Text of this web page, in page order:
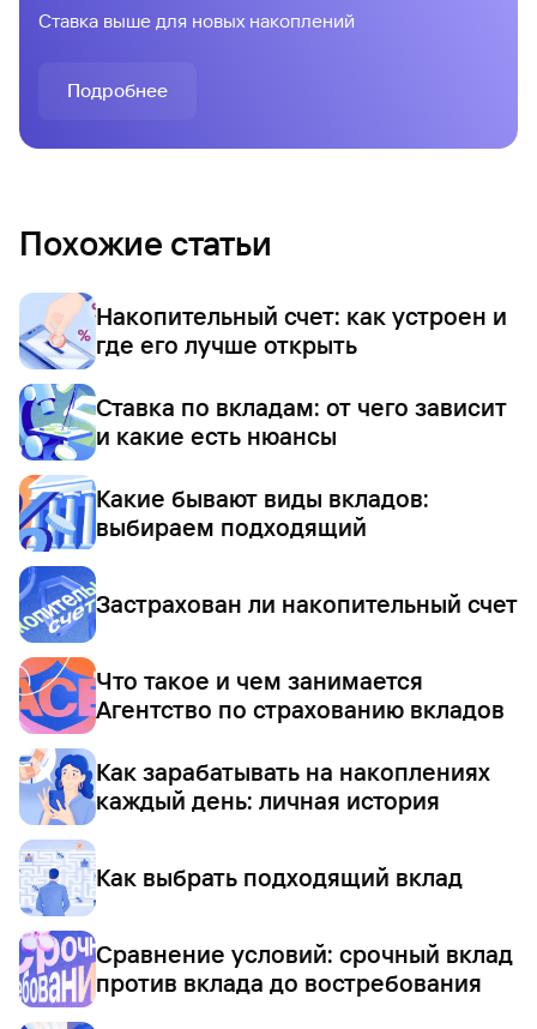
Ставка выше для новых накоплений
Подробнее
Похожие статьи
Накопительный счет: как устроен и
где его лучше открыть
Ставка по вкладам: от чего зависит
и какие есть нюансы
Какие бывают виды вкладов:
выбираем подходящий
Застрахован ли накопительный счет
Что такое и чем занимается
Агентство по страхованию вкладов
Как зарабатывать на накоплениях
каждый день: личная история
Как выбрать подходящий вклад
Сравнение условий: срочный вклад
против вклада до востребования